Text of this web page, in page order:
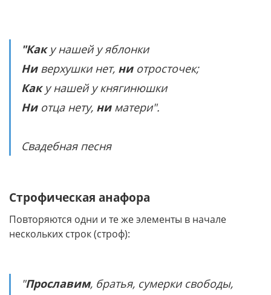
"Как у нашей у яблонки
Ни верхушки нет, ни отросточек;
Как у нашей у княгинюшки
Ни отца нету, ни матери".
Свадебная песня
Строфическая анафора
Повторяются одни и те же элементы в начале
нескольких строк (строф):
"Прославим, братья, сумерки свободы,